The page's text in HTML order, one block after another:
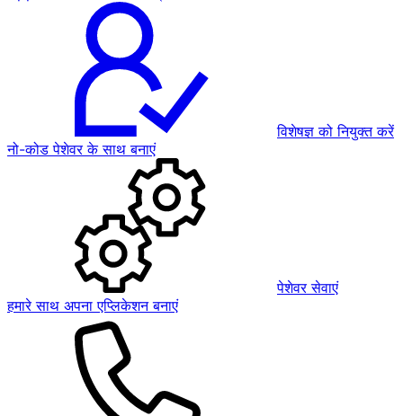
विशेषज्ञ को नियुक्त करें
नो-कोड पेशेवर के साथ बनाएं
पेशेवर सेवाएं
हमारे साथ अपना एप्लिकेशन बनाएं